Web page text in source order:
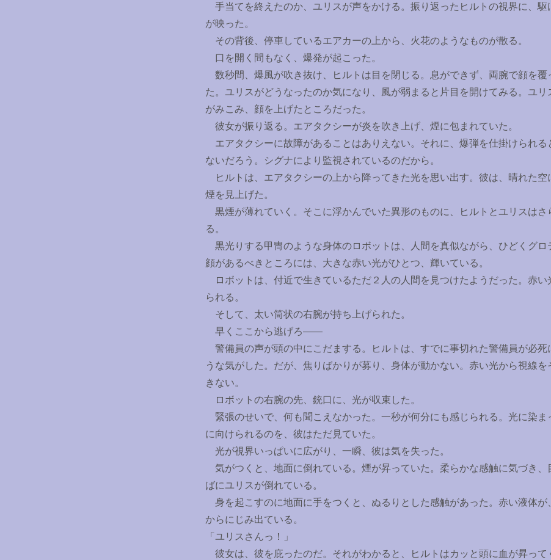
手当てを終えたのか、ユリスが声をかける。振り返ったヒルトの視界に、駆
が映った。
その背後、停車しているエアカーの上から、火花のようなものが散る。
口を開く間もなく、爆発が起こった。
数秒間、爆風が吹き抜け、ヒルトは目を閉じる。息ができず、両腕で顔を覆
た。ユリスがどうなったのか気になり、風が弱まると片目を開けてみる。ユリ
がみこみ、顔を上げたところだった。
彼女が振り返る。エアタクシーが炎を吹き上げ、煙に包まれていた。
エアタクシーに故障があることはありえない。それに、爆弾を仕掛けられる
ないだろう。シグナにより監視されているのだから。
ヒルトは、エアタクシーの上から降ってきた光を思い出す。彼は、晴れた空
煙を見上げた。
黒煙が薄れていく。そこに浮かんでいた異形のものに、ヒルトとユリスはさ
る。
黒光りする甲冑のような身体のロボットは、人間を真似ながら、ひどくグロ
顔があるべきところには、大きな赤い光がひとつ、輝いている。
ロボットは、付近で生きているただ２人の人間を見つけたようだった。赤い
られる。
そして、太い筒状の右腕が持ち上げられた。
早くここから逃げろ――
警備員の声が頭の中にこだまする。ヒルトは、すでに事切れた警備員が必死
うな気がした。だが、焦りばかりが募り、身体が動かない。赤い光から視線を
きない。
ロボットの右腕の先、銃口に、光が収束した。
緊張のせいで、何も聞こえなかった。一秒が何分にも感じられる。光に染ま
に向けられるのを、彼はただ見ていた。
光が視界いっぱいに広がり、一瞬、彼は気を失った。
気がつくと、地面に倒れている。煙が昇っていた。柔らかな感触に気づき、
ばにユリスが倒れている。
身を起こすのに地面に手をつくと、ぬるりとした感触があった。赤い液体が
からにじみ出ている。
「ユリスさんっ！」
彼女は、彼を庇ったのだ。それがわかると、ヒルトはカッと頭に血が昇って